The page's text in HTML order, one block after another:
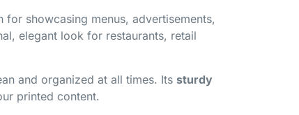
showcasing menus, advertisements,
elegant look for restaurants, retail
and organized at all times. Its sturdy
printed content.